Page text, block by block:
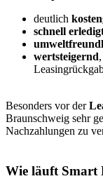
deutlich
schnell
wertsteigernd
Besonders vor der
Braunschweig sehr
Nachzahlungen zu
Wie läuft Smart